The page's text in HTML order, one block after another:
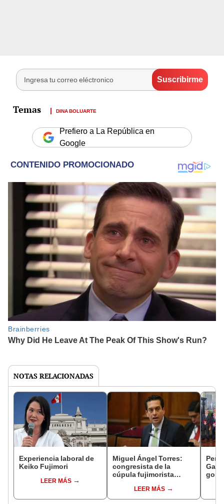
DINA BOLUARTE
Prefiero a La República en
Google
NOTAS RELACIONADAS
Experiencia laboral de
Keiko Fujimori
LEER MÁS
Miguel Ángel Torres:
congresista de la
cúpula fujimorista
del SenadoLEER MÁS